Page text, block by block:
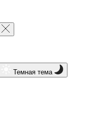
Темная тема